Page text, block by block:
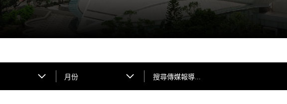
月份
搜尋傳媒報導...